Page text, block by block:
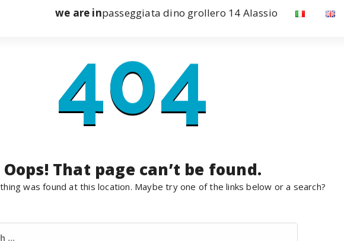
we are inpasseggiata dino grollero 14 Alassio
404
Oops! That page can’t be found.
was found at this location. Maybe try one of the links below or a search?